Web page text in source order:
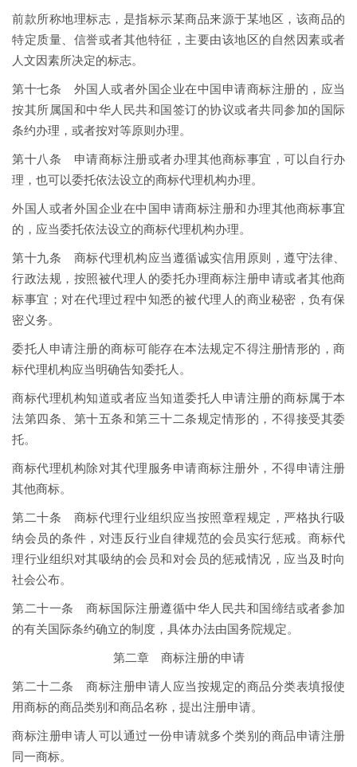
前款所称地理标志，是指标示某商品来源于某地区，该商品的
特定质量、信誉或者其他特征，主要由该地区的自然因素或者
人文因素所决定的标志。
第十七条 外国人或者外国企业在中国申请商标注册的，应当
按其所属国和中华人民共和国签订的协议或者共同参加的国际
条约办理，或者按对等原则办理。
第十八条 申请商标注册或者办理其他商标事宜，可以自行办
理，也可以委托依法设立的商标代理机构办理。
外国人或者外国企业在中国申请商标注册和办理其他商标事宜
的，应当委托依法设立的商标代理机构办理。
第十九条 商标代理机构应当遵循诚实信用原则，遵守法律、
行政法规，按照被代理人的委托办理商标注册申请或者其他商
标事宜；对在代理过程中知悉的被代理人的商业秘密，负有保
密义务。
委托人申请注册的商标可能存在本法规定不得注册情形的，商
标代理机构应当明确告知委托人。
商标代理机构知道或者应当知道委托人申请注册的商标属于本
法第四条、第十五条和第三十二条规定情形的，不得接受其委
托。
商标代理机构除对其代理服务申请商标注册外，不得申请注册
其他商标。
第二十条 商标代理行业组织应当按照章程规定，严格执行吸
纳会员的条件，对违反行业自律规范的会员实行惩戒。商标代
理行业组织对其吸纳的会员和对会员的惩戒情况，应当及时向
社会公布。
第二十一条 商标国际注册遵循中华人民共和国缔结或者参加
的有关国际条约确立的制度，具体办法由国务院规定。
第二章 商标注册的申请
第二十二条 商标注册申请人应当按规定的商品分类表填报使
用商标的商品类别和商品名称，提出注册申请。
商标注册申请人可以通过一份申请就多个类别的商品申请注册
同一商标。